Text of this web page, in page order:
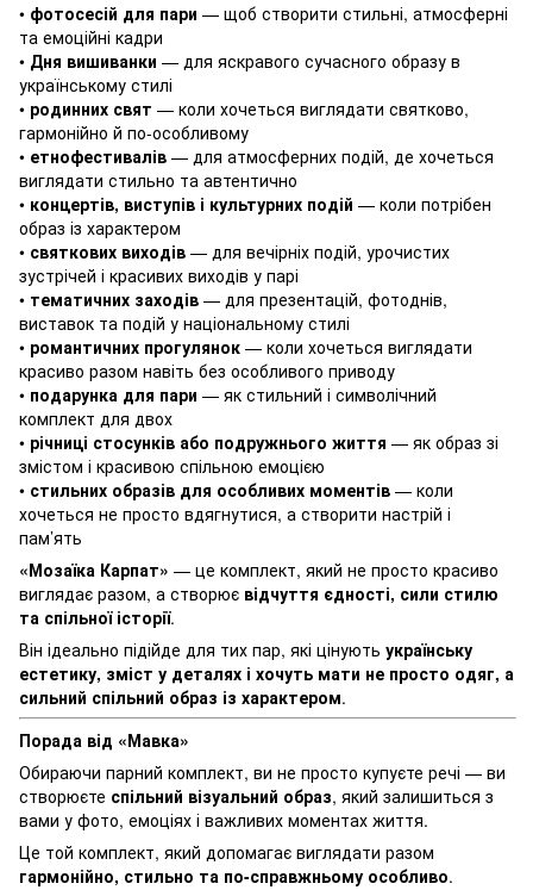
• фотосесій для пари — щоб створити стильні, атмосферні
та емоційні кадри
• Дня вишиванки — для яскравого сучасного образу в
українському стилі
• родинних свят — коли хочеться виглядати святково,
гармонійно й по-особливому
• етнофестивалів — для атмосферних подій, де хочеться
виглядати стильно та автентично
• концертів, виступів і культурних подій — коли потрібен
образ із характером
• святкових виходів — для вечірніх подій, урочистих
зустрічей і красивих виходів у парі
• тематичних заходів — для презентацій, фотоднів,
виставок та подій у національному стилі
• романтичних прогулянок — коли хочеться виглядати
красиво разом навіть без особливого приводу
• подарунка для пари — як стильний і символічний
комплект для двох
• річниці стосунків або подружнього життя — як образ зі
змістом і красивою спільною емоцією
• стильних образів для особливих моментів — коли
хочеться не просто вдягнутися, а створити настрій і
пам’ять
«Мозаїка Карпат» — це комплект, який не просто красиво
виглядає разом, а створює відчуття єдності, сили стилю
та спільної історії.
Він ідеально підійде для тих пар, які цінують українську
естетику, зміст у деталях і хочуть мати не просто одяг, а
сильний спільний образ із характером.
Порада від «Мавка»
Обираючи парний комплект, ви не просто купуєте речі — ви
створюєте спільний візуальний образ, який залишиться з
вами у фото, емоціях і важливих моментах життя.
Це той комплект, який допомагає виглядати разом
гармонійно, стильно та по-справжньому особливо.